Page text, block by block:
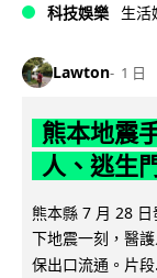
科技娛樂 生活
Lawton 1 日
熊本地震
人、逃生
熊本縣 7 月 28
下地震一刻，醫
保出口流通。片